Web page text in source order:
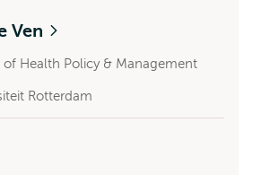
Ven
of Health Policy & Management
Rotterdam